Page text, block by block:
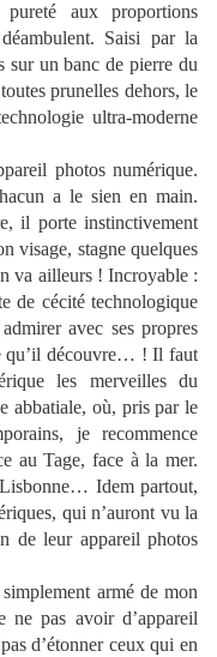
aux proportions
Saisi par la
sur un banc de pierre du
prunelles dehors, le
ultra-moderne
photos numérique.
a le sien en main.
il porte instinctivement
visage, stagne quelques
va ailleurs ! Incroyable :
de cécité technologique
avec ses propres
qu’il découvre… ! Il faut
les merveilles du
abbatiale, où, pris par le
je recommence
au Tage, face à la mer.
Idem partout,
qui n’auront vu la
de leur appareil photos
armé de mon
ne pas avoir d’appareil
d’étonner ceux qui en